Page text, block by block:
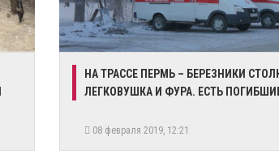
НА ТРАССЕ ПЕРМЬ – БЕРЕЗНИКИ
ЛЕГКОВУШКА И ФУРА. ЕСТЬ
08 февраля 2019, 12:21